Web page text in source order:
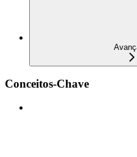
Conceitos-Chave